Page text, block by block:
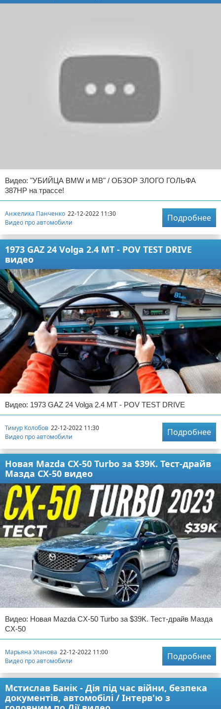
Видео: "УБИЙЦА BMW и MB" / ОБЗОР ЗЛОГО ГОЛЬФА
387HP на трассе!
Анжелика Панченко 22-12-2022 11:30
Видео про автомобили
Подробнее
1973 GAZ 24 Volga 2.4 MT - POV TEST DRIVE
видео
Видео: 1973 GAZ 24 Volga 2.4 MT - POV TEST DRIVE
Тимур Колобов 22-12-2022 11:30
Видео про автомобили
Подробнее
Новая Mazda CX-50 Turbo за $39K. Тест-драйв
Мазда CX-50 видео
Видео: Новая Mazda CX-50 Turbo за $39K. Тест-драйв Мазда
CX-50
Марьяна Уланова 22-12-2022 11:00
Видео про автомобили
Подробнее
Мстислав Банік - Дія під час війни, безпека
документів, автомобілі / Інтерв'ю з